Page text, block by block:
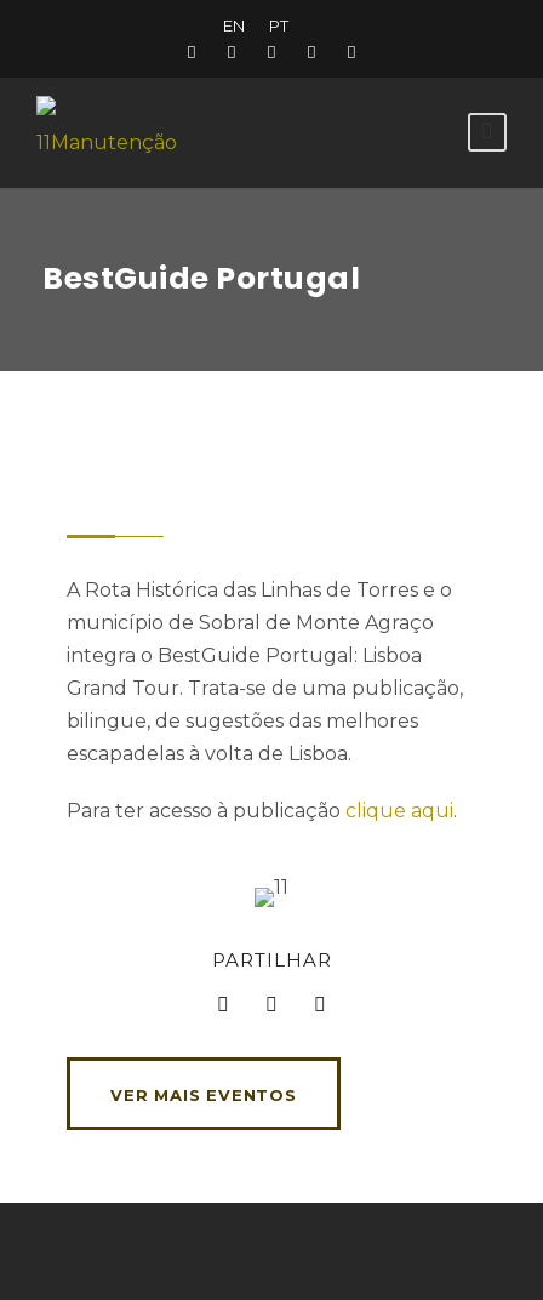
EN PT
BestGuide Portugal
A Rota Histórica das Linhas de Torres e o
município de Sobral de Monte Agraço
integra o BestGuide Portugal: Lisboa
Grand Tour. Trata-se de uma publicação,
bilingue, de sugestões das melhores
escapadelas à volta de Lisboa.
Para ter acesso à publicação clique aqui.
PARTILHAR
VER MAIS EVENTOS